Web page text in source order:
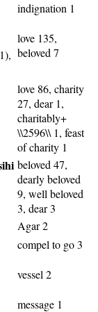
indignation 1
love 135,
beloved 7
love 86, charity
27, dear 1,
charitably+
\\2596\\ 1, feast
of charity 1
beloved 47,
dearly beloved
9, well beloved
3, dear 3
Agar 2
compel to go 3
vessel 2
message 1